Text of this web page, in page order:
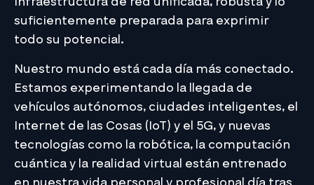
suficientemente preparada para exprimir
todo su potencial.
Nuestro mundo está cada día más conectado.
Estamos experimentando la llegada de
vehículos autónomos, ciudades inteligentes, el
Internet de las Cosas (IoT) y el 5G, y nuevas
tecnologías como la robótica, la computación
cuántica y la realidad virtual están entrenado